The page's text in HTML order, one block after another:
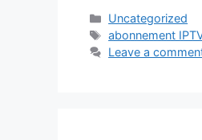
Categories
Uncategorized
Tags
abonnement
Leave a